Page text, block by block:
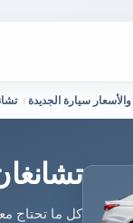
سيارة الجديدة ›
كل ما تحتاج